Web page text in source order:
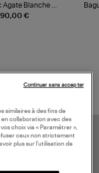
€
Agate Blanche Or
Rose
similaires à des fins de
collaboration avec des
choix via « Paramétrer »,
ceux non strictement
plus sur l’utilisation de
Continuer sans accepter